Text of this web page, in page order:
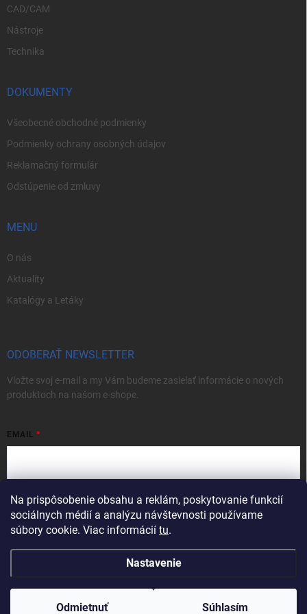
Na prispôsobenie obsahu a reklám, poskytovanie funkcií
sociálnych médií a analýzu návštevnosti používame
súbory cookie. Viac informácií tu.
Nastavenie
Odmietnuť Súhlasím
CAD/CAM
Nástroje
Technika
DOKUMENTY
Všeobecné obchodné podmienky
Podmienky ochrany osobných údajov
Reklamačný formulár
Odstúpenie od zmluvy
MENU
O nás
Aktuality
Katalógy a Letáky
ODOBERAŤ NEWSLETTER
Vložte svoj e-mail a my Vám budeme zasielať informácie o nových
produktoch na našom e-shope.
EMAIL
Vložením e-mailu súhlasíte spodmienkami ochrany osobných údajov
Prihlásiť sa
Copyright 2026Rhea spol. s r. o.. Všetky práva vyhradené.Upraviť